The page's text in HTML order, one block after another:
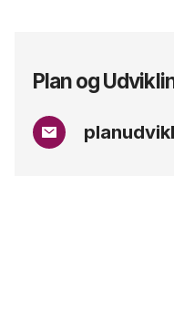
Plan og